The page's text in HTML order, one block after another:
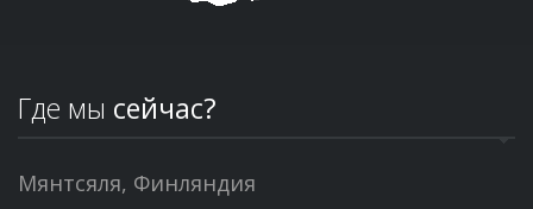
Где мы сейчас?
Мянтсяля, Финляндия